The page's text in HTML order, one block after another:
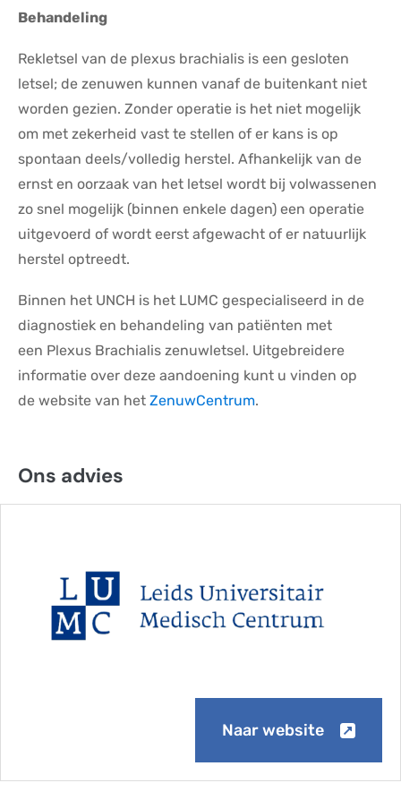
Behandeling
Rekletsel van de plexus brachialis is een gesloten
letsel; de zenuwen kunnen vanaf de buitenkant niet
worden gezien. Zonder operatie is het niet mogelijk
om met zekerheid vast te stellen of er kans is op
spontaan deels/volledig herstel. Afhankelijk van de
ernst en oorzaak van het letsel wordt bij volwassenen
zo snel mogelijk (binnen enkele dagen) een operatie
uitgevoerd of wordt eerst afgewacht of er natuurlijk
herstel optreedt.
Binnen het UNCH is het LUMC gespecialiseerd in de
diagnostiek en behandeling van patiënten met
een Plexus Brachialis zenuwletsel. Uitgebreidere
informatie over deze aandoening kunt u vinden op
de website van het ZenuwCentrum.
Ons advies
Naar website